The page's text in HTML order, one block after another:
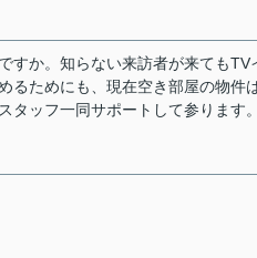
すか。知らない来訪者が来てもTV
るためにも、現在空き部屋の物件
タッフ一同サポートして参ります